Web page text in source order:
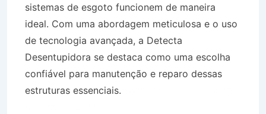
sistemas de esgoto funcionem de maneira
ideal. Com uma abordagem meticulosa e o uso
de tecnologia avançada, a Detecta
Desentupidora se destaca como uma escolha
confiável para manutenção e reparo dessas
estruturas essenciais.